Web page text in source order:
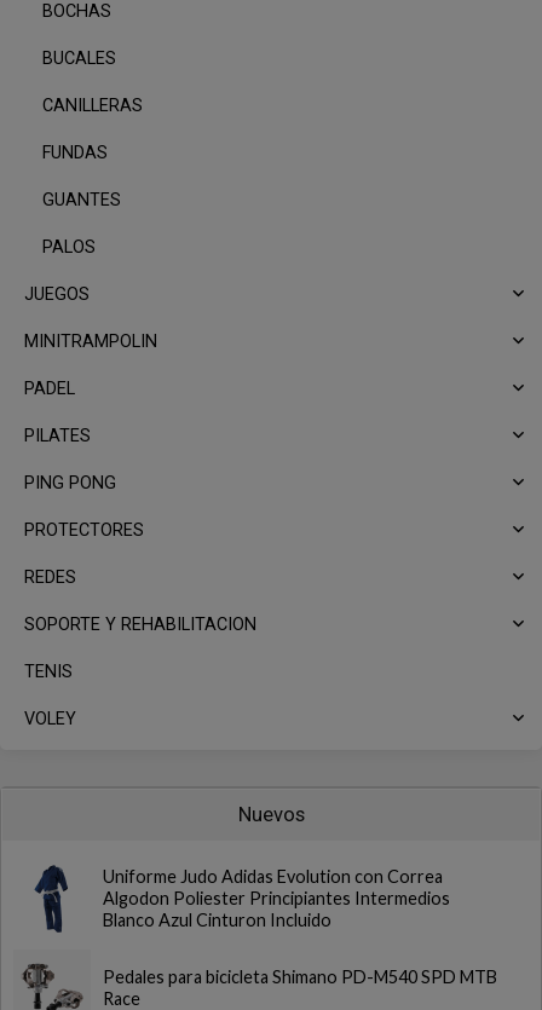
BOCHAS
BUCALES
CANILLERAS
FUNDAS
GUANTES
PALOS
JUEGOS
MINITRAMPOLIN
PADEL
PILATES
PING PONG
PROTECTORES
REDES
SOPORTE Y REHABILITACION
TENIS
VOLEY
Nuevos
Uniforme Judo Adidas Evolution con Correa
Algodon Poliester Principiantes Intermedios
Blanco Azul Cinturon Incluido
Pedales para bicicleta Shimano PD-M540 SPD MTB
Race